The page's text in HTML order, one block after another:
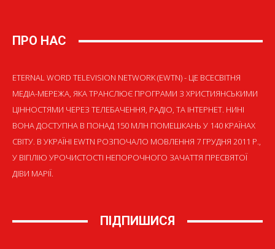
ПРО НАС
ETERNAL WORD TELEVISION NETWORK (EWTN) - ЦЕ ВСЕСВІТНЯ
МЕДІА-МЕРЕЖА, ЯКА ТРАНСЛЮЄ ПРОГРАМИ З ХРИСТИЯНСЬКИМИ
ЦІННОСТЯМИ ЧЕРЕЗ ТЕЛЕБАЧЕННЯ, РАДІО, ТА ІНТЕРНЕТ. НИНІ
ВОНА ДОСТУПНА В ПОНАД 150 МЛН ПОМЕШКАНЬ У 140 КРАЇНАХ
СВІТУ. В УКРАЇНІ EWTN РОЗПОЧАЛО МОВЛЕННЯ 7 ГРУДНЯ 2011 Р.,
У ВІГІЛІЮ УРОЧИСТОСТІ НЕПОРОЧНОГО ЗАЧАТТЯ ПРЕСВЯТОЇ
ДІВИ МАРІЇ.
ПІДПИШИСЯ